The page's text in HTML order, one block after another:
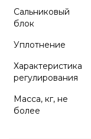
Сальниковый
блок
Уплотнение
Характеристика
регулирования
Масса, кг, не
более